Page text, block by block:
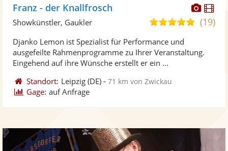
Franz - der Knallfrosch
5,0
Sternen
(19)
Showkünstler, Gaukler
Djanko Lemon ist Spezialist für Performance und
ausgefeilte Rahmenprogramme zu Ihrer Veranstaltung.
Eingehend auf ihre Wünsche erstellt er ein ...
Standort: Leipzig (DE) -71 km von Zwickau
Gage: auf Anfrage